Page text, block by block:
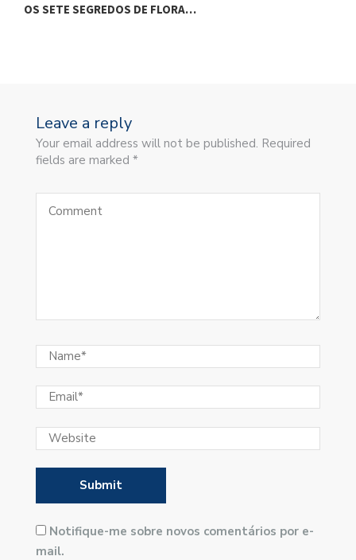
OS SETE SEGREDOS DE FLORA…
Leave a reply
Your email address will not be published. Required
fields are marked *
Notifique-me sobre novos comentários por e-
mail.